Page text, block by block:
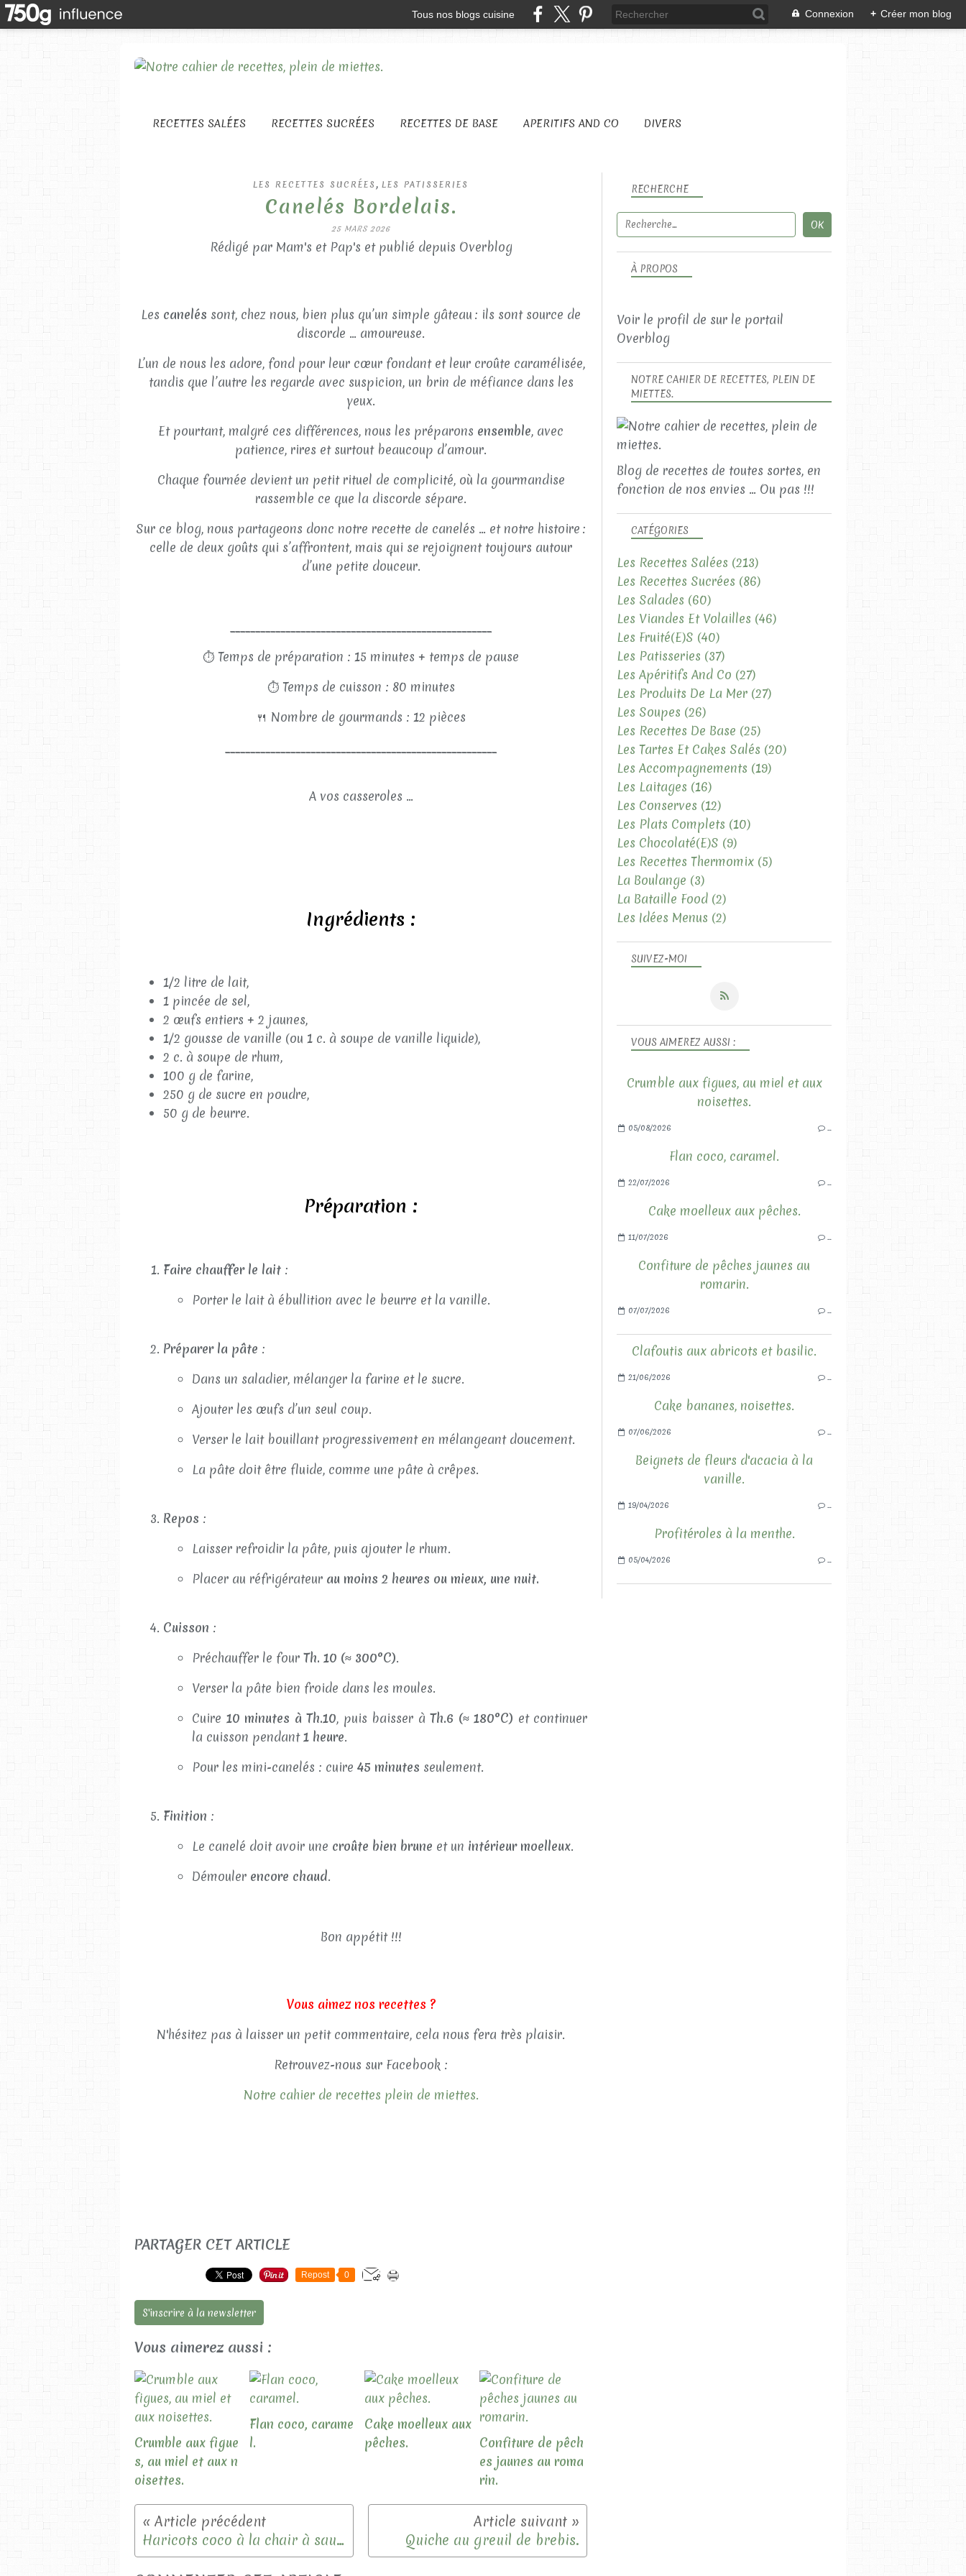
Tous nos blogs cuisine Connexion + Créer mon blog
RECETTES SALÉES RECETTES SUCRÉES RECETTES DE BASE APERITIFS AND CO DIVERS
LES RECETTES SUCRÉES , LES PATISSERIES
Canelés Bordelais.
25 MARS 2026
Rédigé par Mam's et Pap's et publié depuis Overblog
Les canelés sont, chez nous, bien plus qu’un simple gâteau : ils sont source de
discorde … amoureuse.
L’un de nous les adore, fond pour leur cœur fondant et leur croûte caramélisée,
tandis que l’autre les regarde avec suspicion, un brin de méfiance dans les
yeux.
Et pourtant, malgré ces différences, nous les préparons ensemble, avec
patience, rires et surtout beaucoup d’amour.
Chaque fournée devient un petit rituel de complicité, où la gourmandise
rassemble ce que la discorde sépare.
Sur ce blog, nous partageons donc notre recette de canelés … et notre histoire :
celle de deux goûts qui s’affrontent, mais qui se rejoignent toujours autour
d’une petite douceur.
⏱ Temps de préparation : 15 minutes + temps de pause
⏱ Temps de cuisson : 80 minutes
🍴 Nombre de gourmands : 12 pièces
A vos casseroles ...
Ingrédients :
1/2 litre de lait,
1 pincée de sel,
2 œufs entiers + 2 jaunes,
1/2 gousse de vanille (ou 1 c. à soupe de vanille liquide),
2 c. à soupe de rhum,
100 g de farine,
250 g de sucre en poudre,
50 g de beurre.
Préparation :
Faire chauffer le lait :
Porter le lait à ébullition avec le beurre et la vanille.
Préparer la pâte :
Dans un saladier, mélanger la farine et le sucre.
Ajouter les œufs d’un seul coup.
Verser le lait bouillant progressivement en mélangeant doucement.
La pâte doit être fluide, comme une pâte à crêpes.
Repos :
Laisser refroidir la pâte, puis ajouter le rhum.
Placer au réfrigérateur au moins 2 heures ou mieux, une nuit.
Cuisson :
Préchauffer le four Th. 10 (≈ 300°C).
Verser la pâte bien froide dans les moules.
Cuire 10 minutes à Th.10, puis baisser à Th.6 (≈ 180°C) et continuer
la cuisson pendant1 heure.
Pour les mini-canelés : cuire 45 minutes seulement.
Finition :
Le canelé doit avoir une croûte bien brune et un intérieur moelleux.
Démouler encore chaud.
Bon appétit !!!
Vous aimez nos recettes ?
N'hésitez pas à laisser un petit commentaire, cela nous fera très plaisir.
Retrouvez-nous sur Facebook :
Notre cahier de recettes plein de miettes.
PARTAGER CET ARTICLE
Repost 0
S'inscrire à la newsletter
Vous aimerez aussi :
Crumble aux figue
s, au miel et aux n
oisettes.
Flan coco, carame
l.
Cake moelleux aux
pêches.
Confiture de pêch
es jaunes au roma
rin.
Haricots coco à la chair à saucisse. Quiche au greuil de brebis.
SUIVEZ-MOI
RECHERCHE
NOTRE CAHIER DE RECETTES, PLEIN DE
MIETTES.
Blog de recettes de toutes sortes, en
fonction de nos envies ... Ou pas !!!
À PROPOS
Voir le profil de sur le portail
Overblog
VOUS AIMEREZ AUSSI :
Crumble aux figues, au miel et aux
noisettes.
05/08/2026 …
Flan coco, caramel.
22/07/2026 …
Cake moelleux aux pêches.
11/07/2026 …
Confiture de pêches jaunes au
romarin.
07/07/2026 …
Clafoutis aux abricots et basilic.
21/06/2026 …
Cake bananes, noisettes.
07/06/2026 …
Beignets de fleurs d'acacia à la
vanille.
19/04/2026 …
Profitéroles à la menthe.
05/04/2026 …
CATÉGORIES
Les Recettes Salées (213)
Les Recettes Sucrées (86)
Les Salades (60)
Les Viandes Et Volailles (46)
Les Fruité(e)s (40)
Les Patisseries (37)
Les Apéritifs And Co (27)
Les Produits De La Mer (27)
Les Soupes (26)
Les Recettes De Base (25)
Les Tartes Et Cakes Salés (20)
Les Accompagnements (19)
Les Laitages (16)
Les Conserves (12)
Les Plats Complets (10)
Les Chocolaté(e)s (9)
Les Recettes Thermomix (5)
La Boulange (3)
La Bataille Food (2)
Les Idées Menus (2)